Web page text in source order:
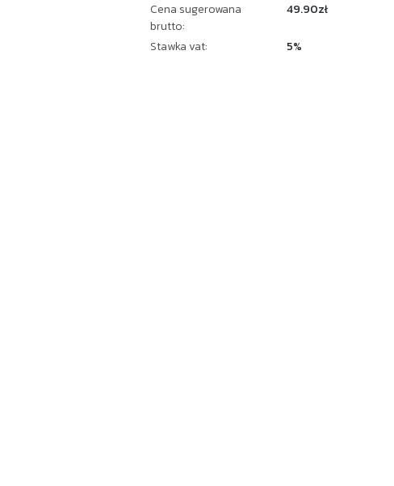
Cena sugerowana
brutto:
49.90zł
Stawka vat: 5%